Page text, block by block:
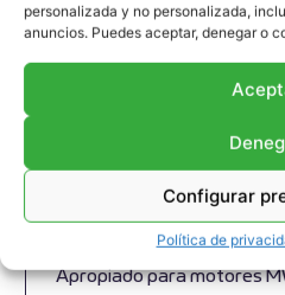
personalizada y no personalizada,
anuncios. Puedes aceptar, denegar o
Configurar
Política de
Compensador
Junta de expansión
Apropiado para motores